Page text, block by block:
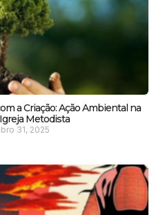
a Criação: Ação Ambiental na
Metodista
31, 2025